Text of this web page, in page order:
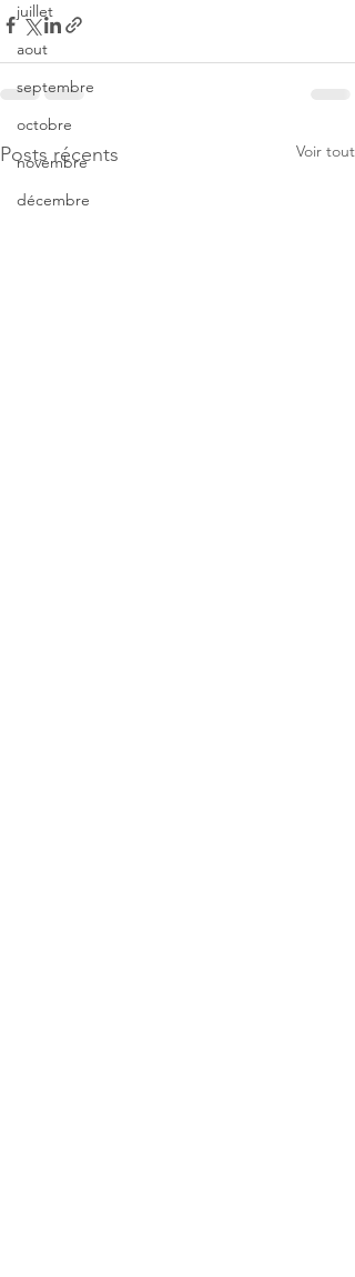
juillet
aout
septembre
octobre
novembre
décembre
Posts récents Voir tout